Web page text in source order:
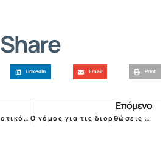
Share
LinkedIn Email Print
Νομοσχέδιο ΥΠΕΣ: Δημοτικό τέλος παρεπιδημούντων 0,50 – 0,75% στις μισθώσεις κάτω των 6 μηνών!
Επόμενο
Ο νόμος για τις διορθώσεις συμβολαίων και τις μονομερείς τροποποιήσεις οριζοντίων ιδιοκτησιών